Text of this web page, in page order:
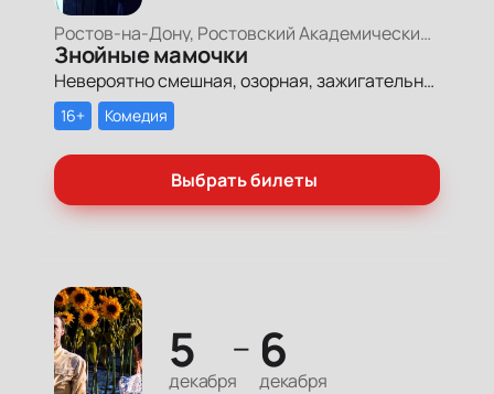
Ростов-на-Дону, Ростовский Академический Театр Драмы, Малая сцена
Знойные мамочки
Невероятно смешная, озорная, зажигательная комедия – о том, как две прекрасные леди степенного возраста вовсе не торопятся остепеняться, и подают своим уже взрослым детям отличный пример, как жить на полную катушку.
16+ Комедия
Выбрать билеты
5
декабря
— 6
декабря